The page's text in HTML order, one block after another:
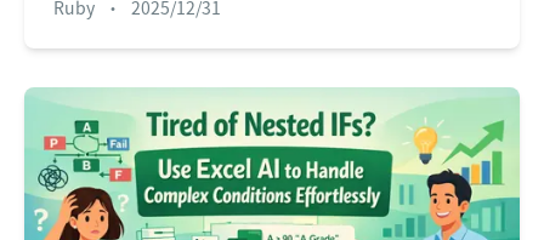
Ruby • 2025/12/31